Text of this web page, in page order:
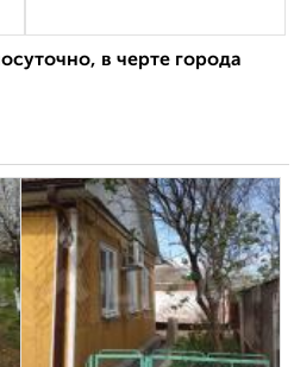
в черте города